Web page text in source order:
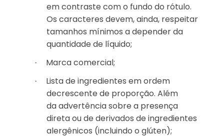
em contraste com o fundo do rótulo.
Os caracteres devem, ainda, respeitar
tamanhos mínimos a depender da
quantidade de líquido;
· Marca comercial;
·
Lista de ingredientes em ordem
decrescente de proporção. Além
da advertência sobre a presença
direta ou de derivados de ingredientes
alergênicos (incluindo o glúten);